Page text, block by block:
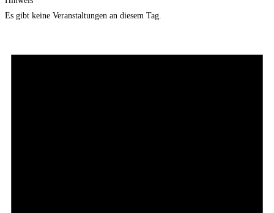
Es gibt keine Veranstaltungen an diesem Tag.